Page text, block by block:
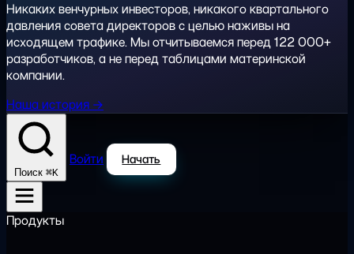
Никаких венчурных инвесторов, никакого квартального
давления совета директоров с целью наживы на
исходящем трафике. Мы отчитываемся перед 122 000+
разработчиков, а не перед таблицами материнской
компании.
Наша история →
Поиск ⌘K
Войти Начать
Продукты